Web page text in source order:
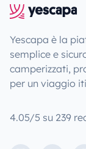
Yescapa è la
semplice e
camperizzati,
per un viaggio
4.05/5 su 239